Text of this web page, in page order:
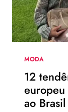
MODA
12
ao